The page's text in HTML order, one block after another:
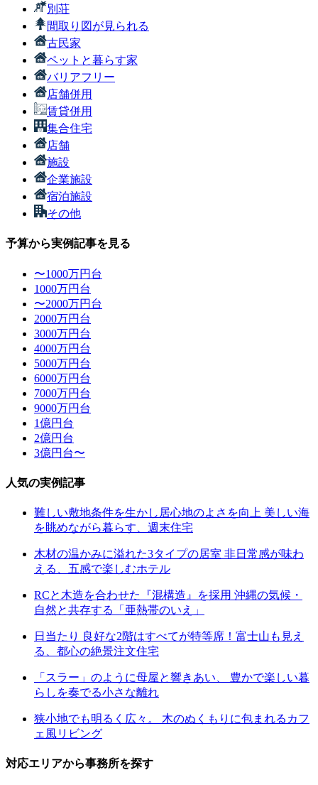
別荘
間取り図が見られる
古民家
ペットと暮らす家
バリアフリー
店舗併用
賃貸併用
集合住宅
店舗
施設
企業施設
宿泊施設
その他
予算から実例記事を見る
〜1000万円台
1000万円台
〜2000万円台
2000万円台
3000万円台
4000万円台
5000万円台
6000万円台
7000万円台
9000万円台
1億円台
2億円台
3億円台〜
人気の実例記事
難しい敷地条件を生かし居心地のよさを向上 美しい海
を眺めながら暮らす、週末住宅
木材の温かみに溢れた3タイプの居室 非日常感が味わ
える、五感で楽しむホテル
RCと木造を合わせた『混構造』を採用 沖縄の気候・
自然と共存する「亜熱帯のいえ」
日当たり 良好な2階はすべてが特等席！富士山も見え
る、都心の絶景注文住宅
「スラー」のように母屋と響きあい、 豊かで楽しい暮
らしを奏でる小さな離れ
狭小地でも明るく広々。 木のぬくもりに包まれるカフ
ェ風リビング
対応エリアから事務所を探す